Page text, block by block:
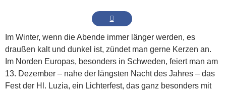
Im Winter, wenn die Abende immer länger werden, es
draußen kalt und dunkel ist, zündet man gerne Kerzen an.
Im Norden Europas, besonders in Schweden, feiert man am
13. Dezember – nahe der längsten Nacht des Jahres – das
Fest der Hl. Luzia, ein Lichterfest, das ganz besonders mit